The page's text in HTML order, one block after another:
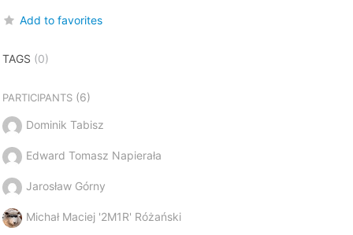
Add to favorites
TAGS (0)
PARTICIPANTS(6)
Dominik Tabisz
Edward Tomasz Napierała
Jarosław Górny
Michał Maciej '2M1R' Różański